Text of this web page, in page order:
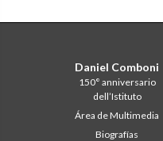
Daniel Comboni
150° anniversario
dell’Istituto
Área de Multimedia
Biografías